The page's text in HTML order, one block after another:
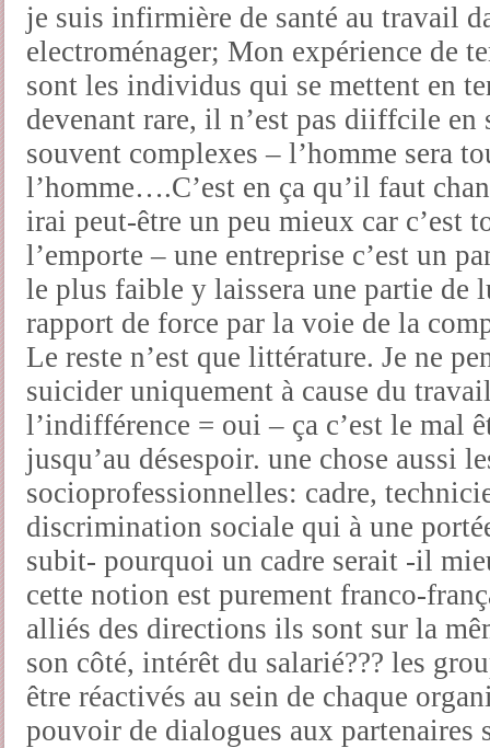
je suis infirmière de santé au travail
electroménager; Mon expérience de
sont les individus qui se mettent en
devenant rare, il n’est pas diiffcile
souvent complexes – l’homme sera
l’homme….C’est en ça qu’il faut
irai peut-être un peu mieux car c’est
l’emporte – une entreprise c’est un
le plus faible y laissera une partie de
rapport de force par la voie de la
Le reste n’est que littérature. Je ne
suicider uniquement à cause du
l’indifférence = oui – ça c’est le mal
jusqu’au désespoir. une chose aussi
socioprofessionnelles: cadre,
discrimination sociale qui à une
subit- pourquoi un cadre serait -il
cette notion est purement franco-
alliés des directions ils sont sur la
son côté, intérêt du salarié??? les
être réactivés au sein de chaque
pouvoir de dialogues aux